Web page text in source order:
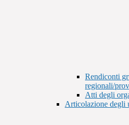
Rendiconti
regionali/
Atti degli
Articolazione degli